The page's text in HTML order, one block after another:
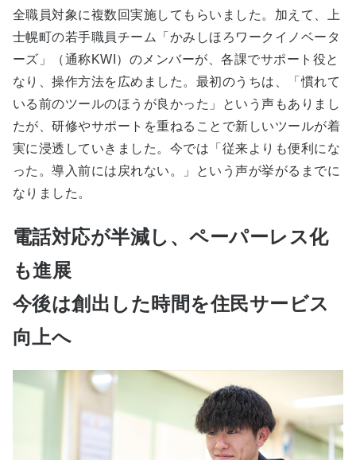
全職員対象に複数回実施してもらいました。加えて、上
士幌町の若手職員チーム「かみしほろワークイノベータ
ーズ」（通称KWI）のメンバーが、各課でサポート役と
なり、操作方法を広めました。最初のうちは、「慣れて
いる前のツールのほうが良かった」という声もありまし
たが、研修やサポートを重ねることで新しいツールが着
実に浸透していきました。今では「従来よりも便利にな
った。導入前には戻れない。」という声が挙がるまでに
なりました。
電話対応が半減し、ペーパーレス化
も進展
今後は創出した時間を住民サービス
向上へ